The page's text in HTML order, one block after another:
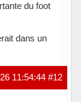
du foot
dans un
#12
11:54:44